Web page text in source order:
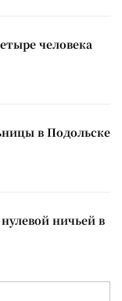
человека
в Подольске
ничьей в